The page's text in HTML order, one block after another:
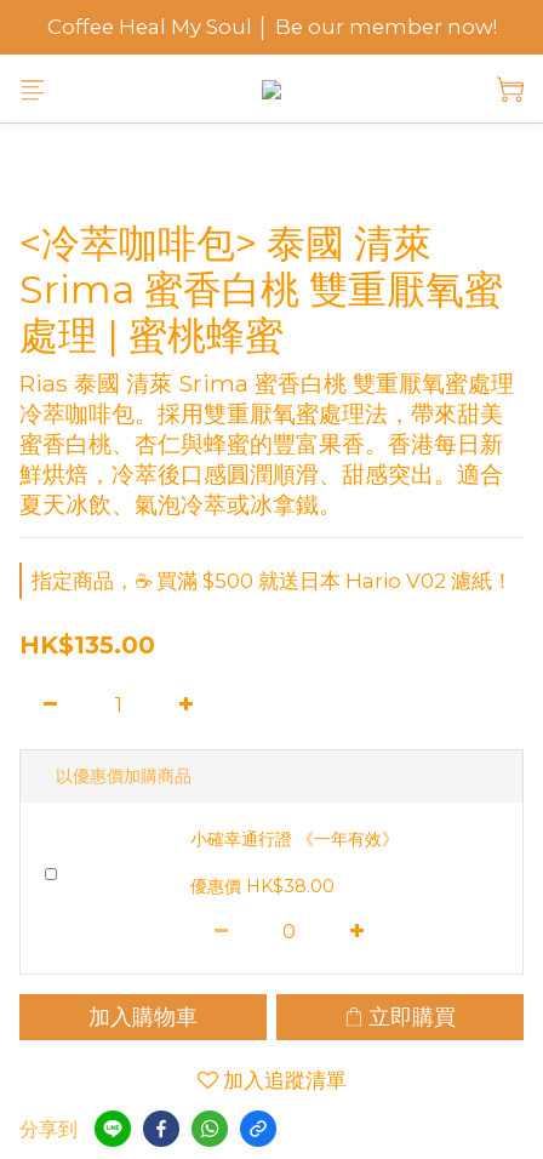
Coffee Heal My Soul │ Be our member now!
<冷萃咖啡包> 泰國 清萊
Srima 蜜香白桃 雙重厭氧蜜
處理 | 蜜桃蜂蜜
Rias 泰國 清萊 Srima 蜜香白桃 雙重厭氧蜜處理
冷萃咖啡包。採用雙重厭氧蜜處理法，帶來甜美
蜜香白桃、杏仁與蜂蜜的豐富果香。香港每日新
鮮烘焙，冷萃後口感圓潤順滑、甜感突出。適合
夏天冰飲、氣泡冷萃或冰拿鐵。
指定商品，☕ 買滿 $500 就送日本 Hario V02 濾紙！
HK$135.00
以優惠價加購商品
小確幸通行證 《一年有效》
優惠價 HK$38.00
加入購物車 立即購買
加入追蹤清單
分享到